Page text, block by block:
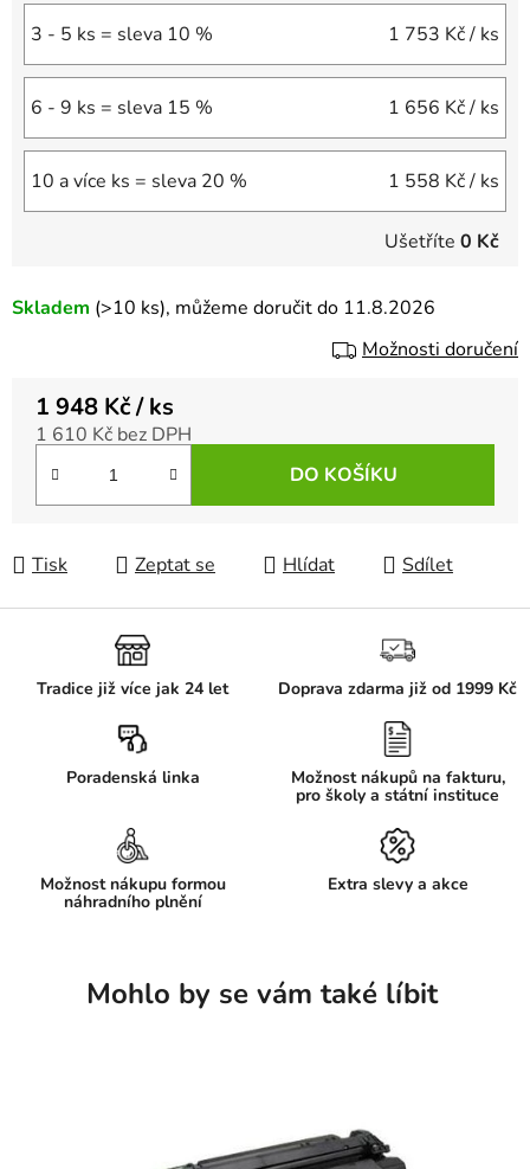
3 - 5 ks = sleva 10 % 1 753 Kč/ ks
6 - 9 ks = sleva 15 % 1 656 Kč/ ks
10 a více ks = sleva 20 % 1 558 Kč/ ks
Ušetříte 0 Kč
Možnosti doručení
Skladem (>10 ks), můžeme doručit do 11.8.2026
1 948 Kč/ ks
1 610 Kč bez DPH
Měrná cena:
DO KOŠÍKU
Tisk Zeptat se Hlídat Sdílet
Tradice již více jak 24 let Doprava zdarma již od 1999 Kč
Poradenská linka Možnost nákupů na fakturu,
pro školy a státní instituce
Možnost nákupu formou
náhradního plnění
Extra slevy a akce
Mohlo by se vám také líbit